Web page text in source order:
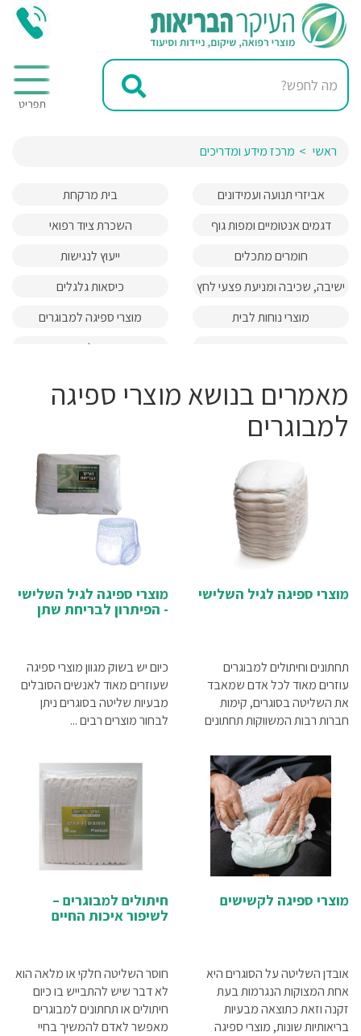
ראשי מרכז מידע ומדריכים
אביזרי תנועה ועמידונים
בית מרקחת
דגמים אנטומיים ומפות גוף
השכרת ציוד רפואי
חומרים מתכלים
ייעוץ לנגישות
ישיבה, שכיבה ומניעת פצעי לחץ
כיסאות גלגלים
מוצרי נוחות לבית
מוצרי ספיגה למבוגרים
מעלונים
ציוד דיאגנוסטיקה
ציוד וטיפול רפואי ביתי
ציוד וריהוט לקליניקה
ציוד לכבדי משקל
ציוד לפיזיותרפיה
ציוד רפואי לחרום
רחצה והגיינה
שירותי רפואה בבית
תפעול כללי
מאמרים בנושא מוצרי ספיגה
למבוגרים
מוצרי ספיגה לגיל השלישי
תחתונים וחיתולים למבוגרים
עוזרים מאוד לכל אדם שמאבד
את השליטה בסוגרים, קימות
חברות רבות המשווקות תחתונים
את מגוון המוצרים והמחירים ...
מוצרי ספיגה לגיל השלישי
- הפיתרון לבריחת שתן
כיום יש בשוק מגוון מוצרי ספיגה
שעוזרים מאוד לאנשים הסובלים
מבעיות שליטה בסוגרים ניתן
לבחור מוצרים רבים ...
מוצרי ספיגה לקשישים
אובדן השליטה על הסוגרים היא
אחת המצוקות הנגרמות בעת
זקנה וזאת כתוצאה מבעיות
בריאותיות שונות, מוצרי ספיגה
חיתולים למבוגרים –
לשיפור איכות החיים
חוסר השליטה חלקי או מלאה הוא
לא דבר שיש להתבייש בו כיום
חיתולים או תחתונים למבוגרים
מאפשר לאדם להמשיך בחיי